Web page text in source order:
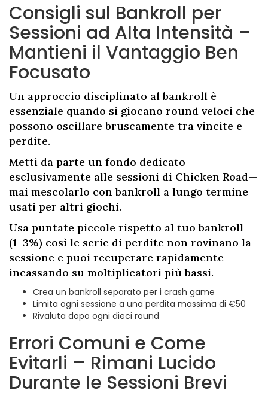
Consigli sul Bankroll per
Sessioni ad Alta Intensità –
Mantieni il Vantaggio Ben
Focusato
Un approccio disciplinato al bankroll è
essenziale quando si giocano round veloci che
possono oscillare bruscamente tra vincite e
perdite.
Metti da parte un fondo dedicato
esclusivamente alle sessioni di Chicken Road—
mai mescolarlo con bankroll a lungo termine
usati per altri giochi.
Usa puntate piccole rispetto al tuo bankroll
(1–3%) così le serie di perdite non rovinano la
sessione e puoi recuperare rapidamente
incassando su moltiplicatori più bassi.
Crea un bankroll separato per i crash game
Limita ogni sessione a una perdita massima di €50
Rivaluta dopo ogni dieci round
Errori Comuni e Come
Evitarli – Rimani Lucido
Durante le Sessioni Brevi